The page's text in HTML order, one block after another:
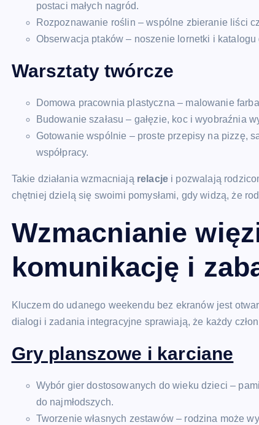
postaci małych nagród.
Rozpoznawanie roślin – wspólne zbieranie liści
Obserwacja ptaków – noszenie lornetki i katalogu
Warsztaty twórcze
Domowa pracownia plastyczna – malowanie
Budowanie szałasu – gałęzie, koc i wyobraźnia
Gotowanie wspólnie – proste przepisy na pizzę,
współpracy.
Takie działania wzmacniają relacje i pozwalają
chętniej dzielą się swoimi pomysłami, gdy widzą, że
Wzmacnianie
komunikację i
Kluczem do udanego weekendu bez ekranów jest
dialogi i zadania integracyjne sprawiają, że każdy
Gry planszowe i karciane
Wybór gier dostosowanych do wieku dzieci –
do najmłodszych.
Tworzenie własnych zestawów – rodzina może